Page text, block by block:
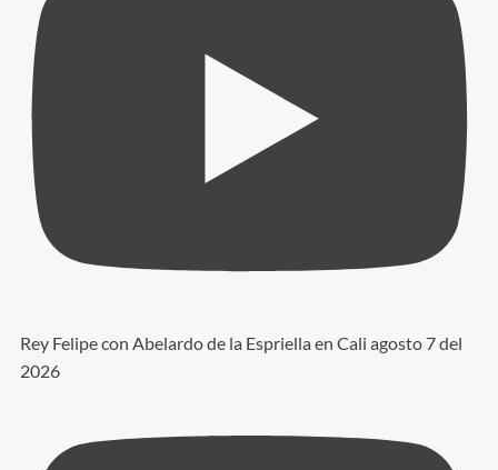
Rey Felipe con Abelardo de la Espriella en Cali agosto 7 del
2026